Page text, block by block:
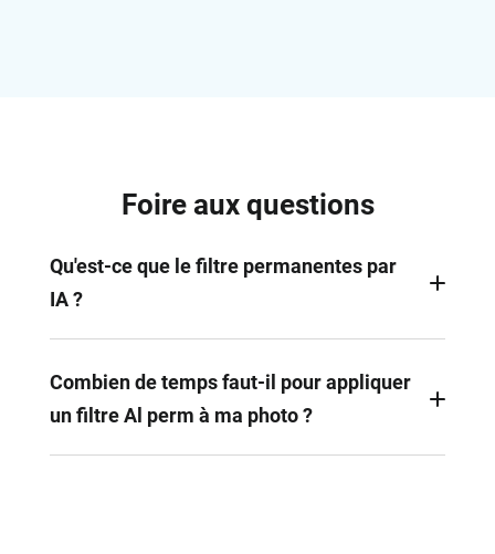
Foire aux questions
Qu'est-ce que le filtre permanentes par
IA ?
qui utilise l'intelligence artificielle pour simuler des
permanentes sur la photo d'une personne. En
Combien de temps faut-il pour appliquer
un filtre Al perm à ma photo ?